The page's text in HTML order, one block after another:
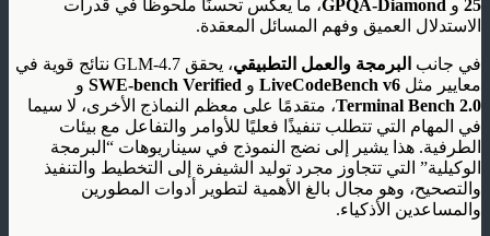
25 و GPQA-Diamond، ما يعكس تحسنًا ملحوظًا في قدرات
الاستدلال العميق وفهم المسائل المعقدة.
في جانب البرمجة والعمل التطبيقي
، يحقق GLM-4.7 نتائج قوية في
معايير مثل LiveCodeBench v6 و SWE-bench Verified و
Terminal Bench 2.0، متقدمًا على معظم النماذج الأخرى، لا سيما
في المهام التي تتطلب تنفيذًا فعليًا للأوامر والتفاعل مع بيئات
الطرفية. هذا يشير إلى نضج النموذج في سيناريوهات “البرمجة
الوكيلية” التي تتجاوز مجرد توليد الشيفرة إلى التخطيط والتنفيذ
والتصحيح، وهو مجال بالغ الأهمية لتطوير أدوات المطورين
والمساعدين الأذكياء.